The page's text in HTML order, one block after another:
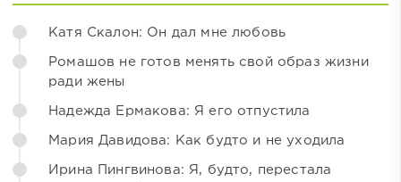
Катя Скалон: Он дал мне любовь
Ромашов не готов менять свой образ жизни
ради жены
Надежда Ермакова: Я его отпустила
Мария Давидова: Как будто и не уходила
Ирина Пингвинова: Я, будто, перестала